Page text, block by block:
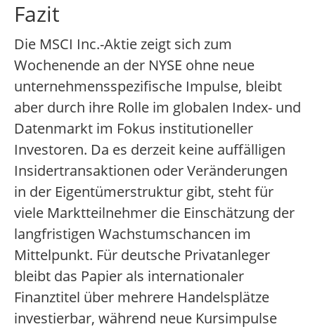
Fazit
Die MSCI Inc.-Aktie zeigt sich zum
Wochenende an der NYSE ohne neue
unternehmensspezifische Impulse, bleibt
aber durch ihre Rolle im globalen Index- und
Datenmarkt im Fokus institutioneller
Investoren. Da es derzeit keine auffälligen
Insidertransaktionen oder Veränderungen
in der Eigentümerstruktur gibt, steht für
viele Marktteilnehmer die Einschätzung der
langfristigen Wachstumschancen im
Mittelpunkt. Für deutsche Privatanleger
bleibt das Papier als internationaler
Finanztitel über mehrere Handelsplätze
investierbar, während neue Kursimpulse